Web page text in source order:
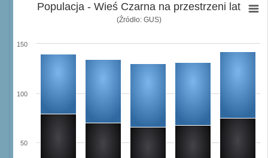
Populacja - Wieś Czarna na przestrzeni lat
(Źródło: GUS)
50
100
150